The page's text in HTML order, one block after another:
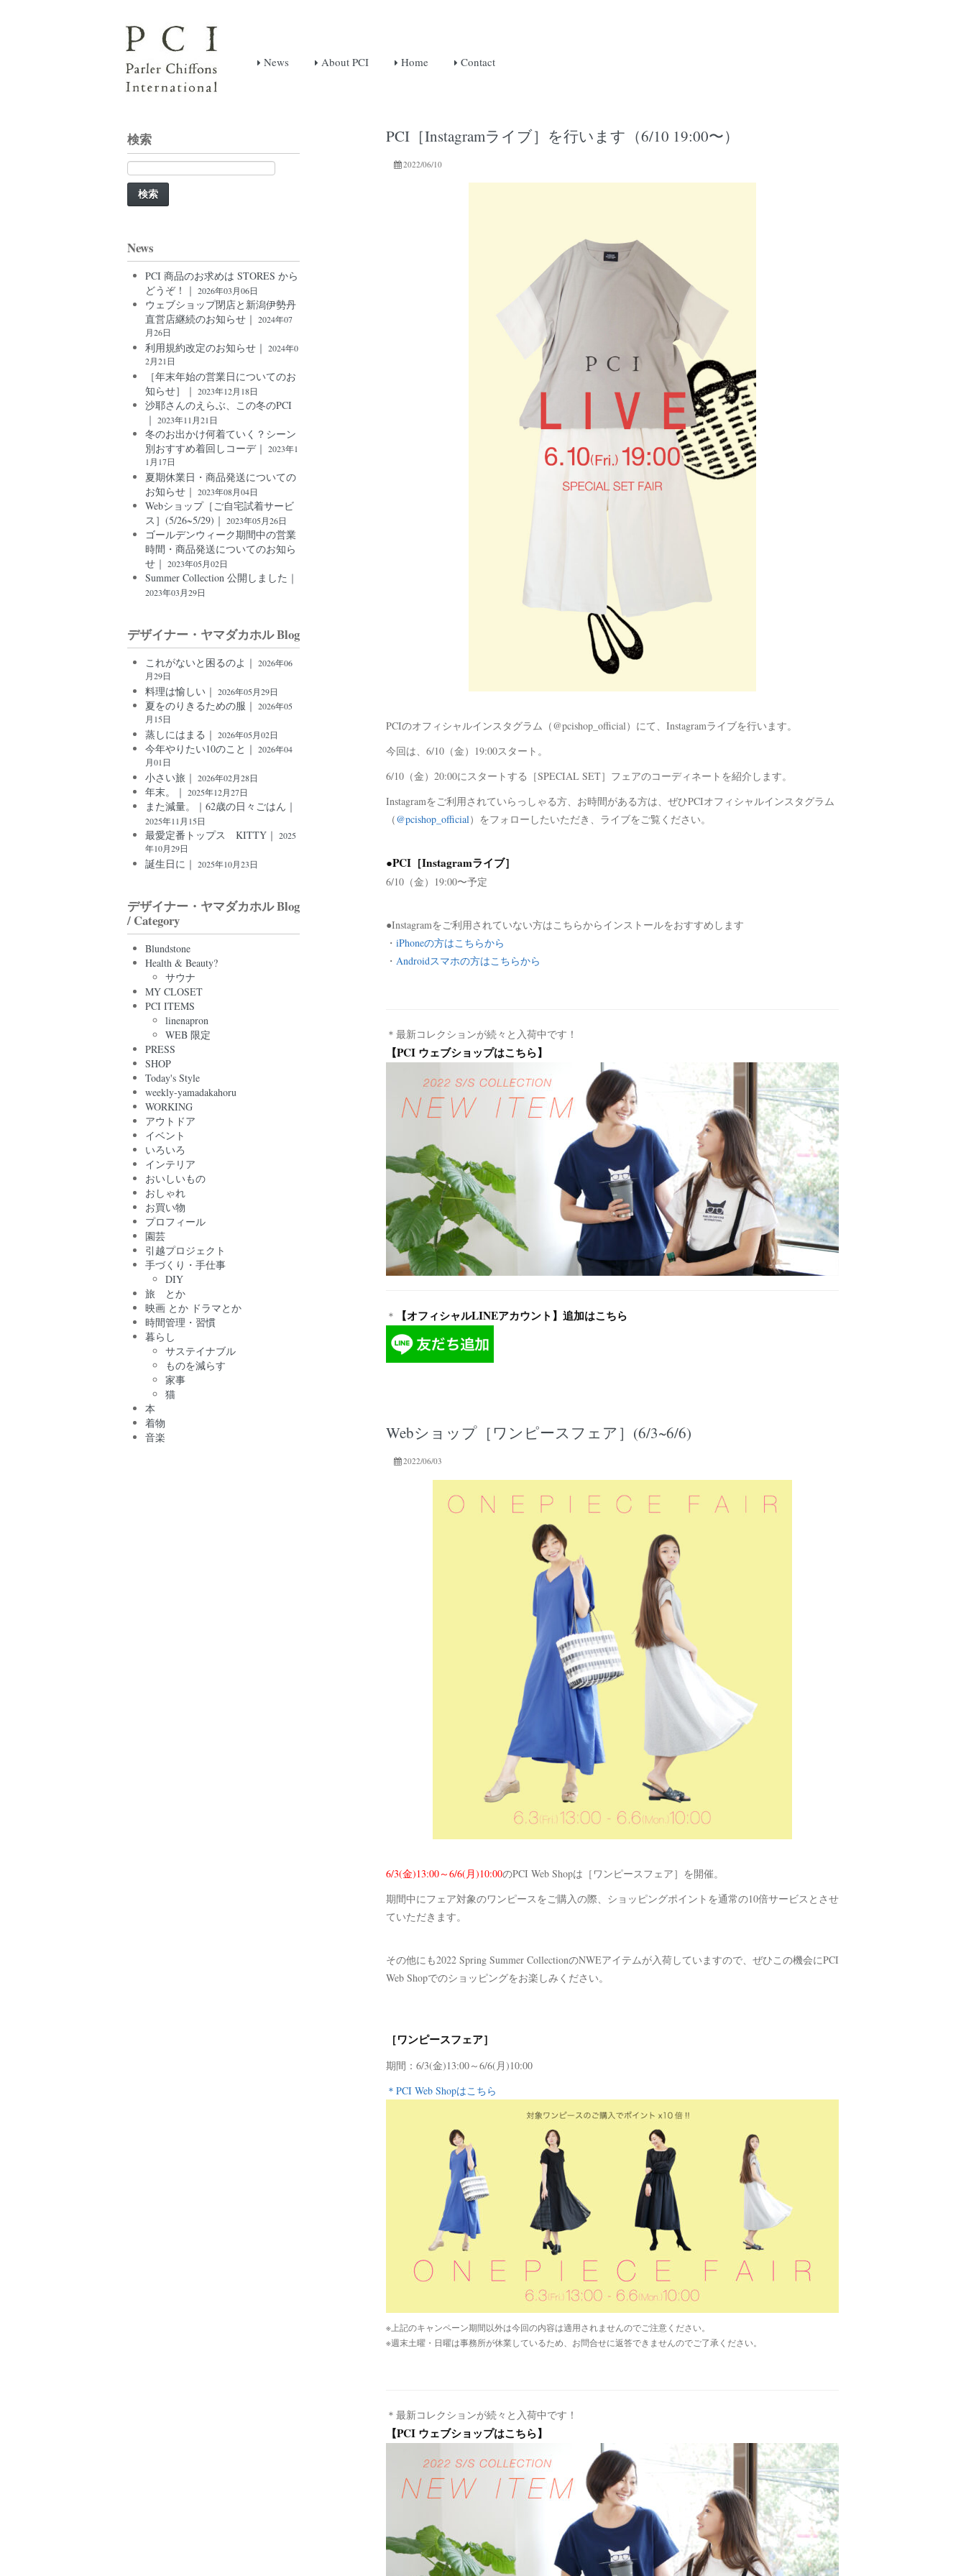
News About PCI Home Contact
PCI［Instagramライブ］を行います（6/10 19:00〜）
2022/06/10
PCIのオフィシャルインスタグラム（@pcishop_official）にて、Instagramライブを行います。
今回は、6/10（金）19:00スタート。
6/10（金）20:00にスタートする［SPECIAL SET］フェアのコーディネートを紹介します。
Instagramをご利用されていらっしゃる方、お時間がある方は、ぜひPCIオフィシャルインスタグラム
（@pcishop_official）をフォローしたいただき、ライブをご覧ください。
●PCI［Instagramライブ］
6/10（金）19:00〜予定
●Instagramをご利用されていない方はこちらからインストールをおすすめします
・ iPhoneの方はこちらから
・ Androidスマホの方はこちらから
＊最新コレクションが続々と入荷中です！
【PCI ウェブショップはこちら】
＊ 【オフィシャルLINEアカウント】追加はこちら
Webショップ［ワンピースフェア］(6/3~6/6)
2022/06/03
6/3(金)13:00～6/6(月)10:00のPCI Web Shopは［ワンピースフェア］を開催。
期間中にフェア対象のワンピースをご購入の際、ショッピングポイントを通常の10倍サービスとさせ
ていただきます。
その他にも2022 Spring Summer CollectionのNWEアイテムが入荷していますので、ぜひこの機会にPCI
Web Shopでのショッピングをお楽しみください。
［ワンピースフェア］
期間：6/3(金)13:00～6/6(月)10:00
＊PCI Web Shopはこちら
※上記のキャンペーン期間以外は今回の内容は適用されませんのでご注意ください。
※週末土曜・日曜は事務所が休業しているため、お問合せに返答できませんのでご了承ください。
＊最新コレクションが続々と入荷中です！
【PCI ウェブショップはこちら】
検索
検
索:
News
PCI 商品のお求めは STORES から
どうぞ！｜ 2026年03月06日
ウェブショップ閉店と新潟伊勢丹
直営店継続のお知らせ｜ 2024年07
月26日
利用規約改定のお知らせ｜ 2024年0
2月21日
［年末年始の営業日についてのお
知らせ］｜ 2023年12月18日
沙耶さんのえらぶ、この冬のPCI
｜ 2023年11月21日
冬のお出かけ何着ていく？シーン
別おすすめ着回しコーデ｜ 2023年1
1月17日
夏期休業日・商品発送についての
お知らせ｜ 2023年08月04日
Webショップ［ご自宅試着サービ
ス］(5/26~5/29)｜ 2023年05月26日
ゴールデンウィーク期間中の営業
時間・商品発送についてのお知ら
せ｜ 2023年05月02日
Summer Collection 公開しました｜
2023年03月29日
デザイナー・ヤマダカホル Blog
これがないと困るのよ｜ 2026年06
月29日
料理は愉しい｜ 2026年05月29日
夏をのりきるための服｜ 2026年05
月15日
蒸しにはまる｜ 2026年05月02日
今年やりたい10のこと｜ 2026年04
月01日
小さい旅｜ 2026年02月28日
年末。｜ 2025年12月27日
また減量。｜62歳の日々ごはん｜
2025年11月15日
最愛定番トップス KITTY｜ 2025
年10月29日
誕生日に｜ 2025年10月23日
デザイナー・ヤマダカホル Blog
/ Category
Blundstone
Health & Beauty?
サウナ
MY CLOSET
PCI ITEMS
linenapron
WEB 限定
PRESS
SHOP
Today's Style
weekly-yamadakahoru
WORKING
アウトドア
イベント
いろいろ
インテリア
おいしいもの
おしゃれ
お買い物
プロフィール
園芸
引越プロジェクト
手づくり・手仕事
DIY
旅 とか
映画 とか ドラマとか
時間管理・習慣
暮らし
サステイナブル
ものを減らす
家事
猫
本
着物
音楽